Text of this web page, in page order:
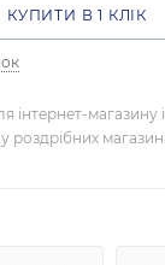
КУПИТИ В 1 КЛІК
інтернет-магазину
у роздрібних